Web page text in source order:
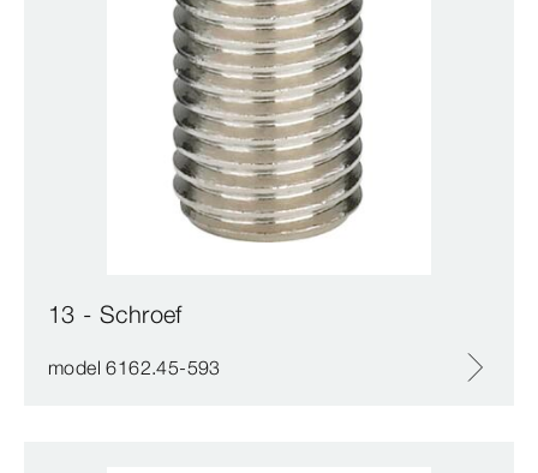
13 - Schroef
model 6162.45-593